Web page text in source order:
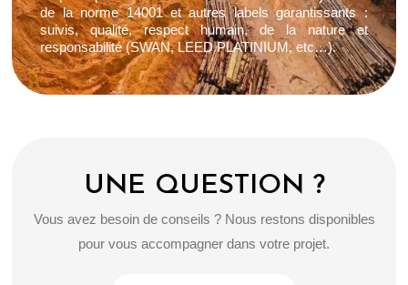
de la norme 14001 et autres labels garantissants :
suivis, qualité, respect humain, de la nature et
responsabilité (SWAN, LEED PLATINIUM, etc…).
UNE QUESTION ?
Vous avez besoin de conseils ? Nous restons disponibles
pour vous accompagner dans votre projet.